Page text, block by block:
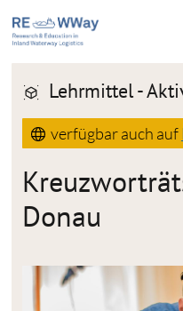
Lehrmittel -
verfügbar auch auf
Donau